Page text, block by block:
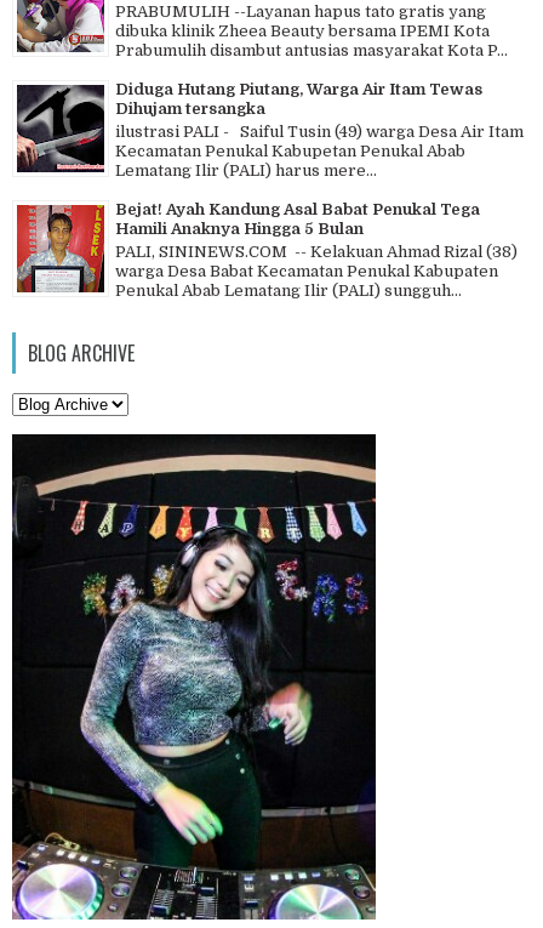
PRABUMULIH --Layanan hapus tato gratis yang
dibuka klinik Zheea Beauty bersama IPEMI Kota
Prabumulih disambut antusias masyarakat Kota P...
Diduga Hutang Piutang, Warga Air Itam Tewas
Dihujam tersangka
ilustrasi PALI - Saiful Tusin (49) warga Desa Air Itam
Kecamatan Penukal Kabupetan Penukal Abab
Lematang Ilir (PALI) harus mere...
Bejat! Ayah Kandung Asal Babat Penukal Tega
Hamili Anaknya Hingga 5 Bulan
PALI, SININEWS.COM -- Kelakuan Ahmad Rizal (38)
warga Desa Babat Kecamatan Penukal Kabupaten
Penukal Abab Lematang Ilir (PALI) sungguh...
BLOG ARCHIVE